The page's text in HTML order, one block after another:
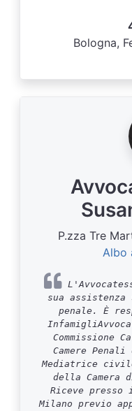
Bologna,
P.zza Tre
Albo
sua
penale. È
Commissione
Camere
Mediatrice
della Camera
Riceve
Milano previo